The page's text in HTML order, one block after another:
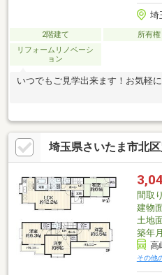
埼
2階建て 所有権
リフォームリノベーシ
ョン
いつでもご見学出来ます！お気軽に
埼玉県さいたま市北
間取り
建物
土地
築年月
高
その他